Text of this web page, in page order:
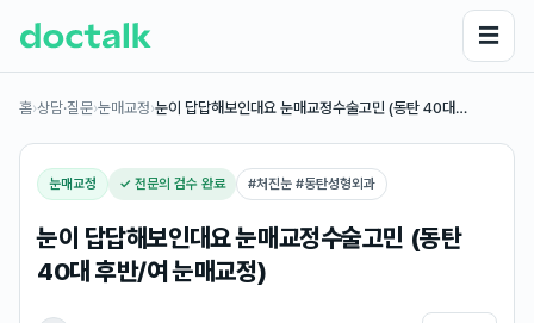
☰
홈›상담·질문›눈매교정›눈이 답답해보인대요 눈매교정수술고민 (동탄 40대…
눈매교정 ✓ 전문의 검수 완료 #처진눈 #동탄성형외과
눈이 답답해보인대요 눈매교정수술고민 (동탄
40대 후반/여 눈매교정)